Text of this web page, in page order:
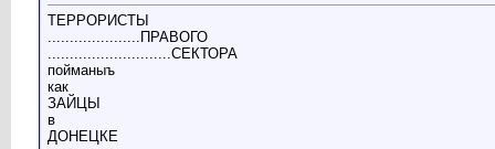
ТЕРРОРИСТЫ
.....................ПРАВОГО
............................СЕКТОРА
пойманыъ
как
ЗАЙЦЫ
в
ДОНЕЦКЕ